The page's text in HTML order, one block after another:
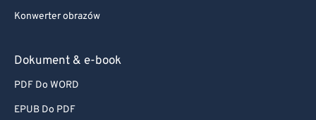
Konwerter obrazów
Dokument & e-book
PDF Do WORD
EPUB Do PDF